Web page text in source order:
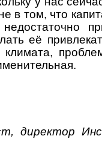
в том, что
её
директор